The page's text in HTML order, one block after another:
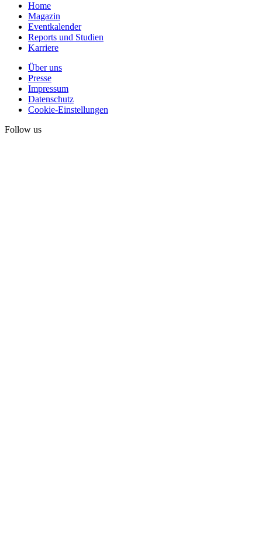
Home
Magazin
Eventkalender
Reports und Studien
Karriere
Über uns
Presse
Impressum
Datenschutz
Cookie-Einstellungen
Follow us